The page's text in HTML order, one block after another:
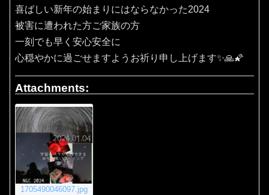
喜ばしい新年の始まりにはならなかった2024
被害に遭われた方ご家族の方
一刻でも早く安心安全に
心穏やかに過ごせますようお祈り申し上げます✨🙏🌠
Attachments:
1705490046097.jpg